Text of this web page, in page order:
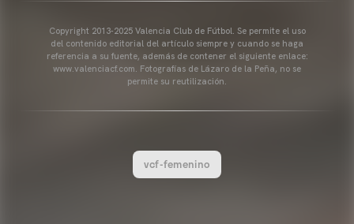
Copyright 2013-2025 Valencia Club de Fútbol. Se permite el uso
del contenido editorial del artículo siempre y cuando se haga
referencia a su fuente, además de contener el siguiente enlace:
www.valenciacf.com. Fotografías de Lázaro de la Peña, no se
permite su reutilización.
vcf-femenino